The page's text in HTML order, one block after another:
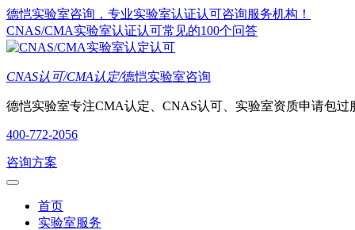
德恺实验室咨询，专业实验室认证认可咨询服务机构！
CNAS/CMA实验室认证认可常见的100个问答
CNAS认可/CMA认定/德恺实验室咨询
德恺实验室专注CMA认定、CNAS认可、实验室资质申请包过
400-772-2056
咨询方案
首页
实验室服务